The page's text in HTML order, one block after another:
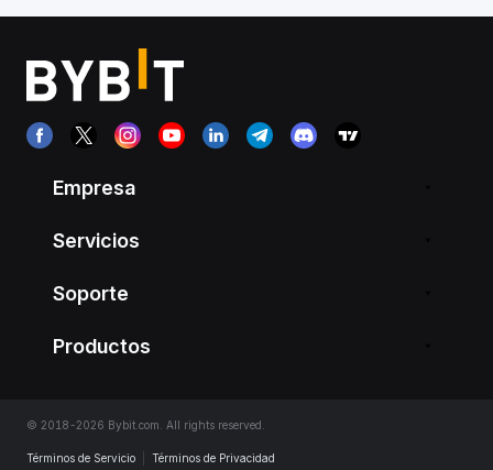
Empresa
Servicios
Soporte
Productos
© 2018-2026 Bybit.com. All rights reserved.
Términos de Servicio Términos de Privacidad